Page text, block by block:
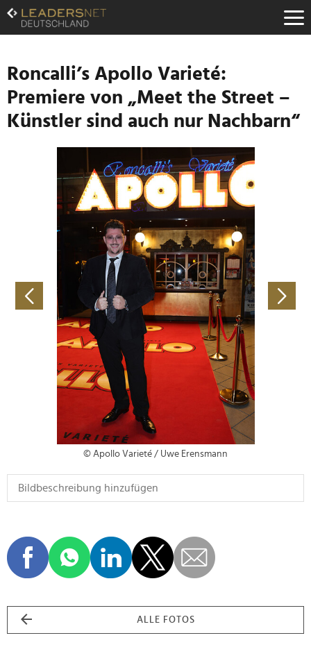
Zum
Inhalt
Zur
Navigation
Zur
Hauptnavigation
Roncalli’s Apollo Varieté:
Premiere von „Meet the Street –
Künstler sind auch nur Nachbarn“
© Apollo Varieté / Uwe Erensmann
ALLE FOTOS